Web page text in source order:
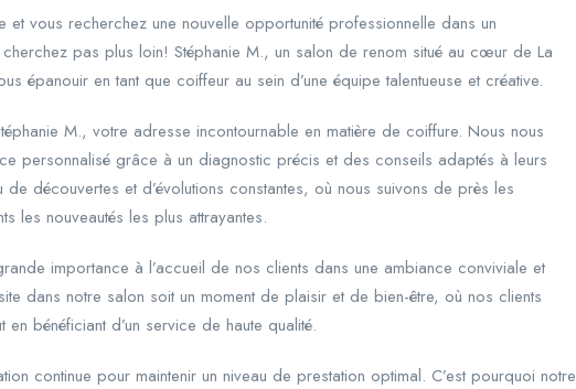
vous recherchez une nouvelle opportunité professionnelle dans un
pas plus loin! Stéphanie M., un salon de renom situé au cœur de La
épanouir en tant que coiffeur au sein d’une équipe talentueuse et créative.
M., votre adresse incontournable en matière de coiffure. Nous nous
personnalisé grâce à un diagnostic précis et des conseils adaptés à leurs
découvertes et d’évolutions constantes, où nous suivons de près les
les nouveautés les plus attrayantes.
importance à l’accueil de nos clients dans une ambiance conviviale et
dans notre salon soit un moment de plaisir et de bien-être, où nos clients
bénéficiant d’un service de haute qualité.
continue pour maintenir un niveau de prestation optimal. C’est pourquoi notre